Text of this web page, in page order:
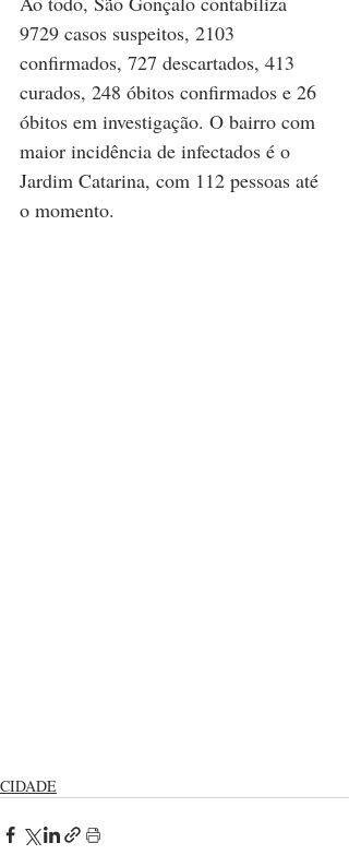
9729 casos suspeitos, 2103
confirmados, 727 descartados, 413
curados, 248 óbitos confirmados e 26
óbitos em investigação. O bairro com
maior incidência de infectados é o
Jardim Catarina, com 112 pessoas até
o momento.
CIDADE